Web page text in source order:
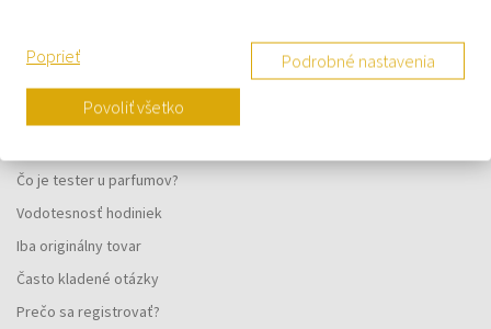
Reklamačný formulár
Kedy obdržím objednaný tovar?
Čo je tester u parfumov?
Vodotesnosť hodiniek
Iba originálny tovar
Často kladené otázky
Prečo sa registrovať?
Poprieť Podrobné nastavenia
Povoliť všetko